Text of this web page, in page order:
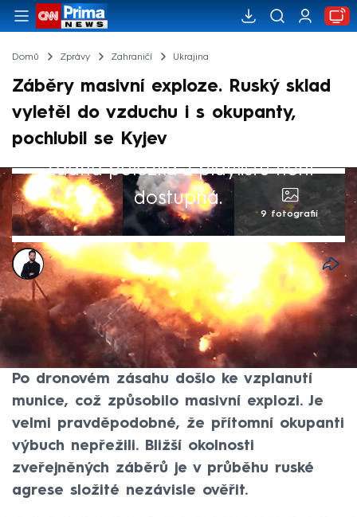
Domů Zprávy Zahraničí Ukrajina
Záběry masivní exploze. Ruský sklad
vyletěl do vzduchu i s okupanty,
pochlubil se Kyjev
Žádná položka z playlistu není
dostupná.
9 fotografií
Marek Veselý
8. čvc 2024, 10:05
Ukrajinské 47. mechanizované brigádě se
povedlo zničit ruský muniční sklad ležící
mezi doněckými městy Pokrovsk a Avdijivka.
Po dronovém zásahu došlo ke vzplanutí
munice, což způsobilo masivní explozi. Je
velmi pravděpodobné, že přítomní okupanti
výbuch nepřežili. Bližší okolnosti
zveřejněných záběrů je v průběhu ruské
agrese složité nezávisle ověřit.